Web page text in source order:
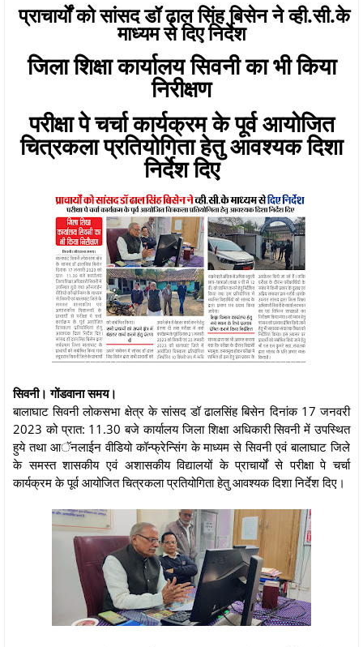
प्राचार्यों को सांसद डॉ ढाल सिंह बिसेन ने व्ही.सी.के
माध्यम से दिए निर्देश
जिला शिक्षा कार्यालय सिवनी का भी किया
निरीक्षण
परीक्षा पे चर्चा कार्यक्रम के पूर्व आयोजित
चित्रकला प्रतियोगिता हेतु आवश्यक दिशा
निर्देश दिए
सिवनी। गोंडवाना समय।
बालाघाट सिवनी लोकसभा क्षेत्र के सांसद डॉ ढालसिंह बिसेन दिनांक 17 जनवरी
2023 को प्रात: 11.30 बजे कार्यालय जिला शिक्षा अधिकारी सिवनी में उपस्थित
हुये तथा आॅनलाईन वीडियो कॉन्फ्रेन्सिंग के माध्यम से सिवनी एवं बालाघाट जिले
के समस्त शासकीय एवं अशासकीय विद्यालयों के प्राचार्यों से परीक्षा पे चर्चा
कार्यक्रम के पूर्व आयोजित चित्रकला प्रतियोगिता हेतु आवश्यक दिशा निर्देश दिए।